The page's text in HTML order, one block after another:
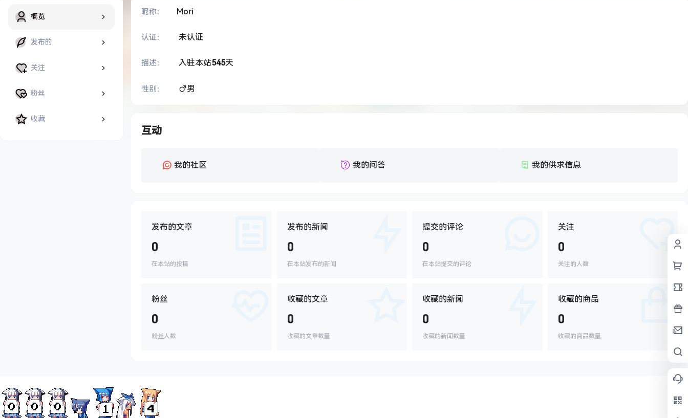
概览
发布的
关注
粉丝
收藏
昵称： Mori
认证： 未认证
描述： 入驻本站545天
性别： 男
互动
我的社区 我的问答 我的供求信息
发布的文章
0
在本站的投稿
发布的新闻
0
在本站发布的新闻
提交的评论
0
在本站提交的评论
关注
0
关注的人数
粉丝
0
粉丝人数
收藏的文章
0
收藏的文章数量
收藏的新闻
0
收藏的新闻数量
收藏的商品
0
收藏的商品数量